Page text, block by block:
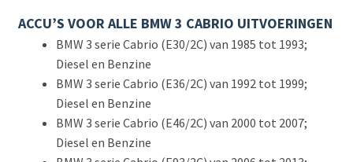
ACCU’S VOOR ALLE BMW 3 CABRIO UITVOERINGEN
BMW 3 serie Cabrio (E30/2C) van 1985 tot 1993;
Diesel en Benzine
BMW 3 serie Cabrio (E36/2C) van 1992 tot 1999;
Diesel en Benzine
BMW 3 serie Cabrio (E46/2C) van 2000 tot 2007;
Diesel en Benzine